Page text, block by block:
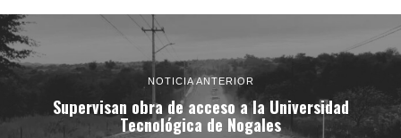
NOTICIA ANTERIOR
Supervisan obra de acceso a la Universidad
Tecnológica de Nogales